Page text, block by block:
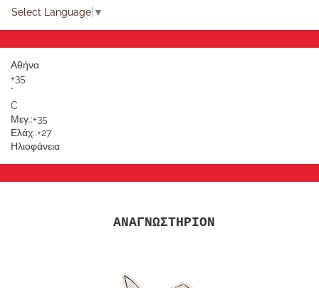
Select Language ▼
Αθήνα
+35
°
C
Μεγ.:+35
Ελάχ.:+27
Ηλιοφάνεια
ΑΝΑΓΝΩΣΤΗΡΙΟΝ